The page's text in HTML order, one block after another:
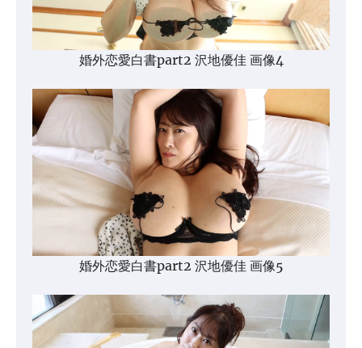
婚外恋愛白書part2 沢地優佳 画像4
婚外恋愛白書part2 沢地優佳 画像5